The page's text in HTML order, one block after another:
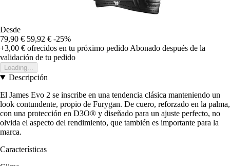
Desde
79,90 € 59,92 € -25%
+3,00 € ofrecidos en tu próximo pedido Abonado después de la
validación de tu pedido
Loading...
Descripción
El James Evo 2 se inscribe en una tendencia clásica manteniendo un
look contundente, propio de Furygan. De cuero, reforzado en la palma,
con una protección en D3O® y diseñado para un ajuste perfecto, no
olvida el aspecto del rendimiento, que también es importante para la
marca.
Características